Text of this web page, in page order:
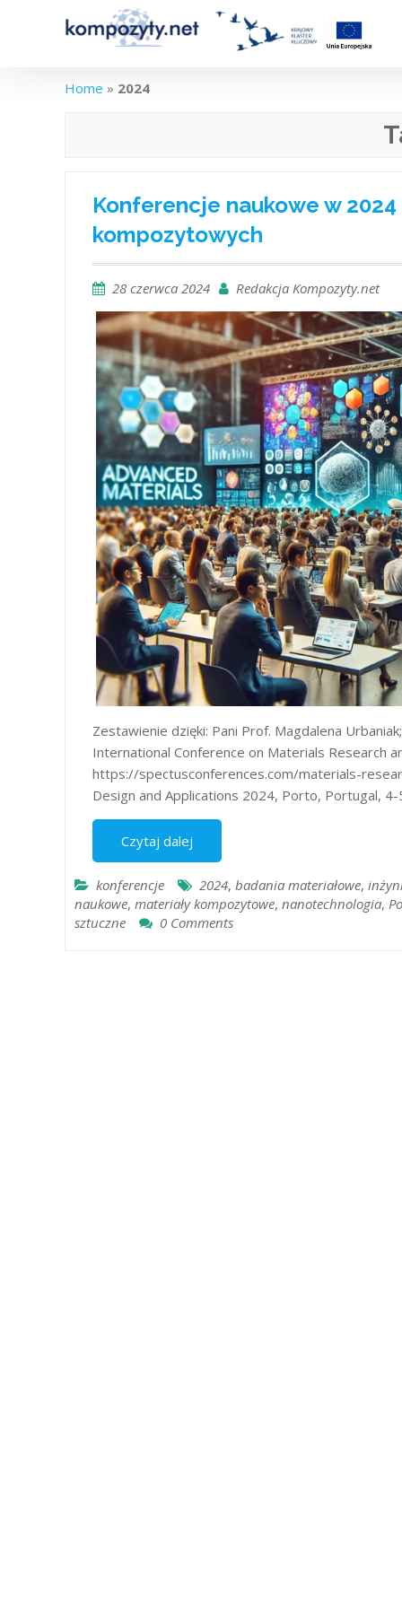
Home » 2024
Konferencje naukowe w
kompozytowych
28 czerwca 2024 Redakcja Kompozyty.net
Zestawienie dzięki: Pani Prof. Magdalena
International Conference on Materials Research
https://spectusconferences.com/materials-
Design and Applications 2024, Porto, Portugal, 4-
Czytaj dalej
konferencje 2024, badania materiałowe,
naukowe, materiały kompozytowe, nanotechnologia,
sztuczne
0 Comments